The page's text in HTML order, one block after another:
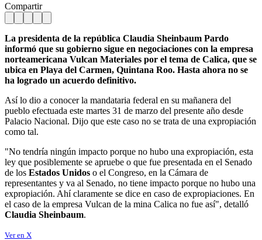
Compartir
La presidenta de la república Claudia Sheinbaum Pardo
informó que su gobierno sigue en negociaciones con la empresa
norteamericana Vulcan Materiales por el tema de Calica, que se
ubica en Playa del Carmen, Quintana Roo. Hasta ahora no se
ha logrado un acuerdo definitivo.
Así lo dio a conocer la mandataria federal en su mañanera del
pueblo efectuada este martes 31 de marzo del presente año desde
Palacio Nacional. Dijo que este caso no se trata de una expropiación
como tal.
"No tendría ningún impacto porque no hubo una expropiación, esta
ley que posiblemente se apruebe o que fue presentada en el Senado
de los Estados Unidos o el Congreso, en la Cámara de
representantes y va al Senado, no tiene impacto porque no hubo una
expropiación. Ahí claramente se dice en caso de expropiaciones. En
el caso de la empresa Vulcan de la mina Calica no fue así", detalló
Claudia Sheinbaum.
Ver en X